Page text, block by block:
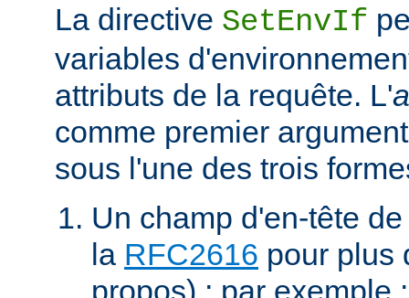
La directive SetEnvIf
variables
attributs de la requête. L'
comme premier
sous l'une des trois
Un champ d'en-tête
la RFC2616 pour plus
propos) ; par exemple